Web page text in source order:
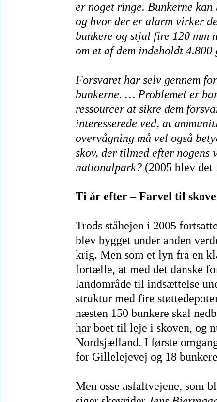
er noget ringe. Bunkerne kan
og hvor der er alarm virker
bunkere og stjal fire 120 mm
om et af dem indeholdt 4.800
Forsvaret har selv gennem
bunkerne. … Problemet er
ressourcer at sikre dem
interesserede ved, at
overvågning må vel også
skov, der tilmed efter nogens
nationalpark? (2005 blev
Ti år efter – Farvel til
Trods ståhejen i 2005
blev bygget under anden
krig. Men som et lyn fra en
fortælle, at med det danske
landområde til indsættelse
struktur med fire
næsten 150 bunkere skal
har boet til leje i skoven, og
Nordsjælland. I første
for Gillelejevej og 18
Men osse asfaltvejene, som